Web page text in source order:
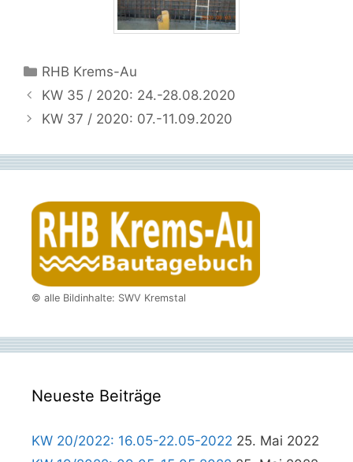
Kategorien
RHB Krems-Au
KW 35 / 2020: 24.-28.08.2020
KW 37 / 2020: 07.-11.09.2020
© alle Bildinhalte: SWV Kremstal
Neueste Beiträge
KW 20/2022: 16.05-22.05-2022 25. Mai 2022